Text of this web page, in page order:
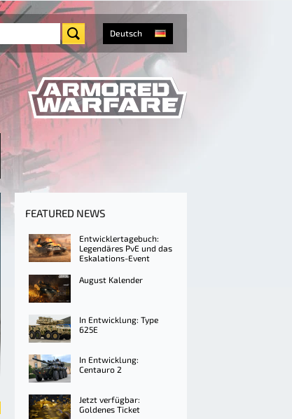
Deutsch
FEATURED NEWS
Entwicklertagebuch:
Legendäres PvE und das
Eskalations-Event
August Kalender
In Entwicklung: Type
625E
In Entwicklung:
Centauro 2
Jetzt verfügbar:
Goldenes Ticket